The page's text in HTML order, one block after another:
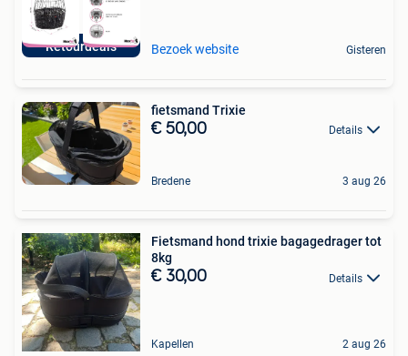
Retourdeals Bezoek website Gisteren
fietsmand Trixie
€ 50,00 Details
Bredene 3 aug 26
Fietsmand hond trixie bagagedrager tot
8kg
€ 30,00 Details
Kapellen 2 aug 26